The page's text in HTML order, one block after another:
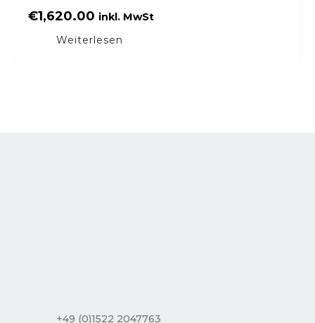
€1,620.00 inkl. MwSt
Weiterlesen
+49 (0)1522 2047763